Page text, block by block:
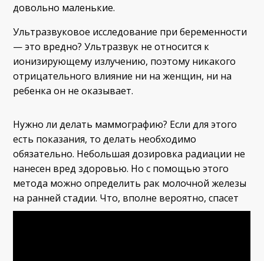
довольно маленькие.
Ультразвуковое исследование при беременности
— это вредно? Ультразвук не относится к
ионизирующему излучению, поэтому никакого
отрицательного влияние ни на женщин, ни на
ребенка он не оказывает.
Нужно ли делать маммографию? Если для этого
есть показания, то делать необходимо
обязательно. Небольшая дозировка радиации не
нанесен вред здоровью. Но с помощью этого
метода можно определить рак молочной железы
на ранней стадии. Что, вполне вероятно, спасет
женщине жизнь.